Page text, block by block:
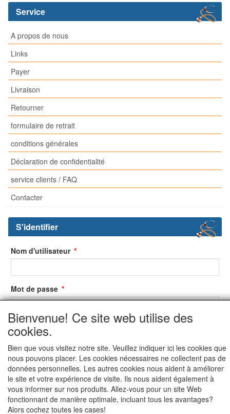
Service
A propos de nous
Links
Payer
Livraison
Retourner
formulaire de retrait
conditions générales
Déclaration de confidentialité
service clients / FAQ
Contacter
S'identifier
Nom d'utilisateur
Mot de passe
S'inscrire
Mot de passe oublié ?
Bienvenue! Ce site web utilise des
cookies.
Bien que vous visitez notre site. Veuillez indiquer ici les cookies que
nous pouvons placer. Les cookies nécessaires ne collectent pas de
données personnelles. Les autres cookies nous aident à améliorer
le site et votre expérience de visite. Ils nous aident également à
vous informer sur nos produits. Allez-vous pour un site Web
fonctionnant de manière optimale, incluant tous les avantages?
Alors cochez toutes les cases!